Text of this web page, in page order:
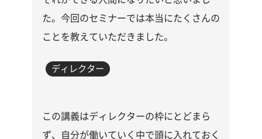
た。今回のセミナーでは本当にたくさんの
ことを教えていただきました。
ディレクター
この講義はディレクターの枠にとどまら
ず、自分が働いていく中で頭に入れておく